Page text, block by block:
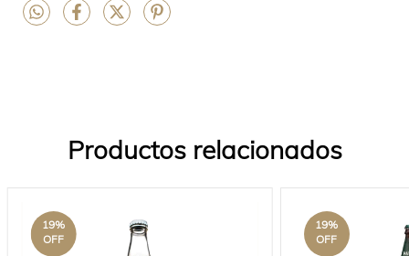
Productos relacionados
19%
OFF
19%
OFF